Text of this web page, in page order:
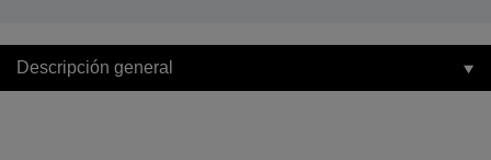
Descripción general